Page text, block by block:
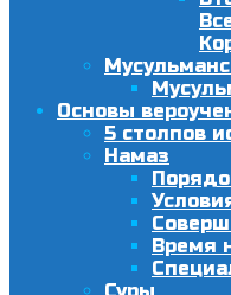
Основы
5 столпов
Намаз
Время